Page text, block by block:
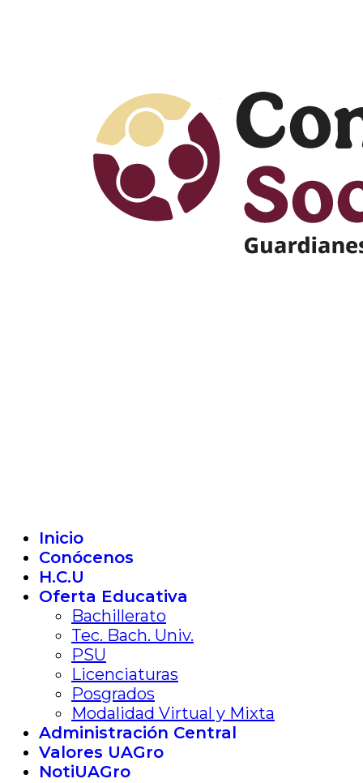
Inicio
Conócenos
H.C.U
Oferta Educativa
Bachillerato
Tec. Bach. Univ.
PSU
Licenciaturas
Posgrados
Modalidad Virtual y Mixta
Administración Central
Valores UAGro
NotiUAGro